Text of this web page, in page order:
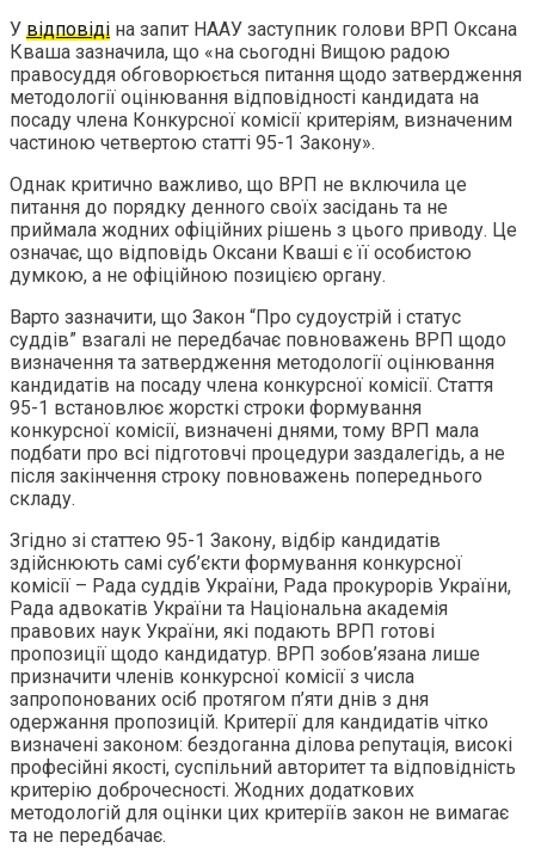
У відповіді на запит НААУ заступник голови ВРП Оксана
Кваша зазначила, що «на сьогодні Вищою радою
правосуддя обговорюється питання щодо затвердження
методології оцінювання відповідності кандидата на
посаду члена Конкурсної комісії критеріям, визначеним
частиною четвертою статті 95-1 Закону».
Однак критично важливо, що ВРП не включила це
питання до порядку денного своїх засідань та не
приймала жодних офіційних рішень з цього приводу. Це
означає, що відповідь Оксани Кваші є її особистою
думкою, а не офіційною позицією органу.
Варто зазначити, що Закон “Про судоустрій і статус
суддів” взагалі не передбачає повноважень ВРП щодо
визначення та затвердження методології оцінювання
кандидатів на посаду члена конкурсної комісії. Стаття
95-1 встановлює жорсткі строки формування
конкурсної комісії, визначені днями, тому ВРП мала
подбати про всі підготовчі процедури заздалегідь, а не
після закінчення строку повноважень попереднього
складу.
Згідно зі статтею 95-1 Закону, відбір кандидатів
здійснюють самі суб’єкти формування конкурсної
комісії – Рада суддів України, Рада прокурорів України,
Рада адвокатів України та Національна академія
правових наук України, які подають ВРП готові
пропозиції щодо кандидатур. ВРП зобов’язана лише
призначити членів конкурсної комісії з числа
запропонованих осіб протягом п’яти днів з дня
одержання пропозицій. Критерії для кандидатів чітко
визначені законом: бездоганна ділова репутація, високі
професійні якості, суспільний авторитет та відповідність
критерію доброчесності. Жодних додаткових
методологій для оцінки цих критеріїв закон не вимагає
та не передбачає.